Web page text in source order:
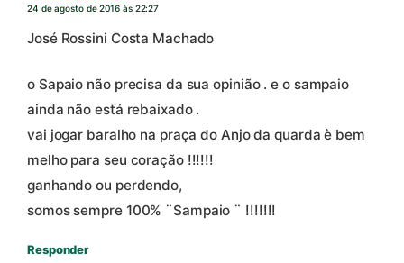
24 de agosto de 2016 às 22:27
José Rossini Costa Machado
o Sapaio não precisa da sua opinião . e o sampaio
ainda não está rebaixado .
vai jogar baralho na praça do Anjo da quarda è bem
melho para seu coração !!!!!!
ganhando ou perdendo,
somos sempre 100% ¨Sampaio ¨ !!!!!!!
Responder